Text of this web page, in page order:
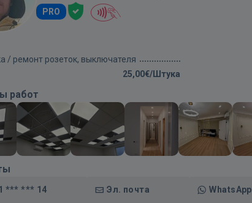
PRO
/ ремонт розеток, выключателя
25,00€/Штука
работ
*** *** 14 Эл. почта WhatsApp